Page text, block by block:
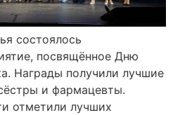
состоялось
посвящённое Дню
Награды получили лучшие
и фармацевты.
отметили лучших